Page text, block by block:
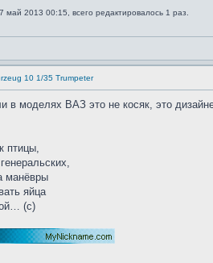
май 2013 00:15, всего редактировалось 1 раз.
10 1/35 Trumpeter
в моделях ВАЗ это не косяк, это
птицы,
манёвры
яйца
(c)